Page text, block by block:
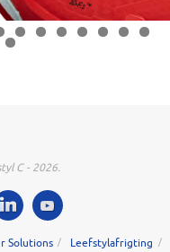
2 3 4 5 6 7 8
3
C - 2026.
Solutions
Leefstylafrigting